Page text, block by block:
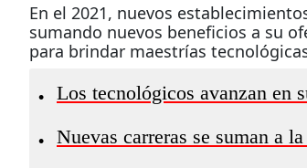
En el 2021, nuevos
sumando nuevos beneficios a su
para brindar maestrías
• Los tecnológicos avanzan en
• Nuevas carreras se suman a